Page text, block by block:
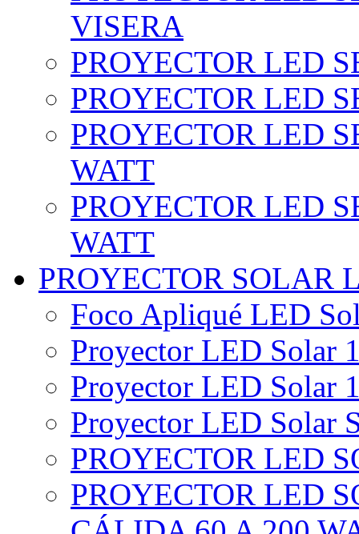
VISERA
PROYECTOR LED
PROYECTOR LED
PROYECTOR LED
WATT
PROYECTOR LED
WATT
PROYECTOR SOLAR
Foco Apliqué LED
Proyector LED Solar
Proyector LED Solar
Proyector LED Solar
PROYECTOR LED
PROYECTOR LED